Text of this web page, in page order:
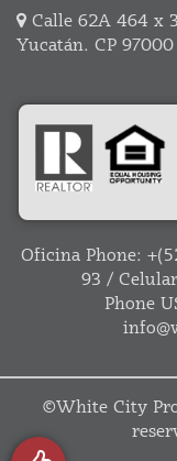
Calle 62A 464 x
Yucatán. CP 97000
Oficina Phone:
93 /
Phone
©White City